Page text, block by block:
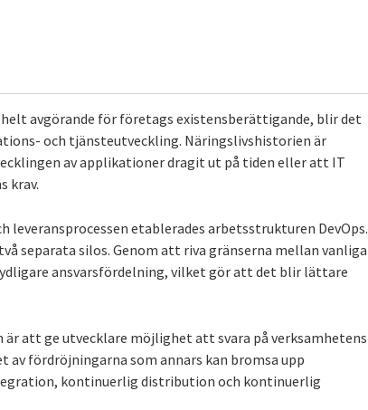
avgörande för företags existensberättigande, blir det
och tjänsteutveckling. Näringslivshistorien är
av applikationer dragit ut på tiden eller att IT
krav.
etablerades arbetsstrukturen DevOps.
separata silos. Genom att riva gränserna mellan vanliga
ansvarsfördelning, vilket gör att det blir lättare
att ge utvecklare möjlighet att svara på verksamhetens
av fördröjningarna som annars kan bromsa upp
kontinuerlig distribution och kontinuerlig